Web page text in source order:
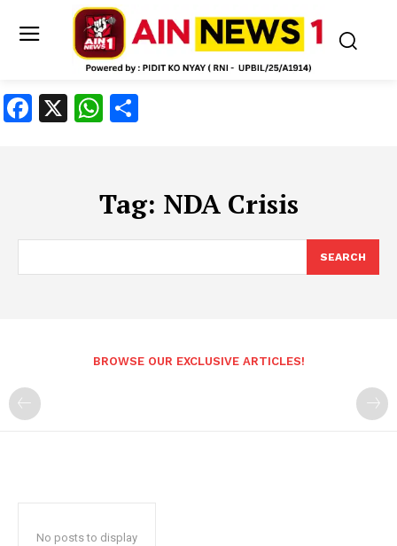
Facebook
X WhatsApp
Tag: NDA Crisis
SEARCH
BROWSE OUR EXCLUSIVE ARTICLES!
No posts to display